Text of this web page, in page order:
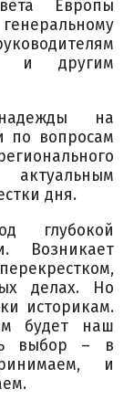
Европы
и другим
на
по вопросам
дня.
глубокой
Возникает
делах. Но
историкам.
будет наш
выбор – в
и